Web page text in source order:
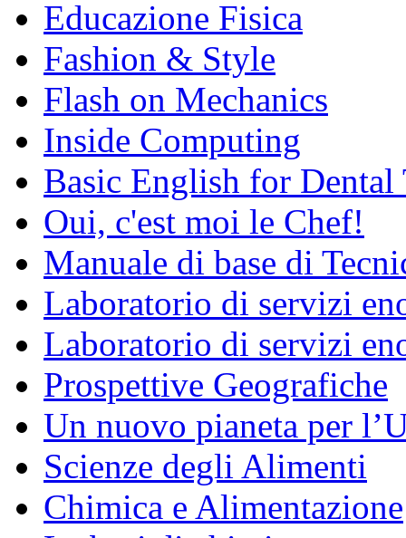
Educazione Fisica
Fashion & Style
Flash on Mechanics
Inside Computing
Basic English for Dental
Oui, c'est moi le Chef!
Manuale di base di
Laboratorio di servizi
Laboratorio di servizi
Prospettive Geografiche
Un nuovo pianeta per
Scienze degli Alimenti
Chimica e Alimentazione